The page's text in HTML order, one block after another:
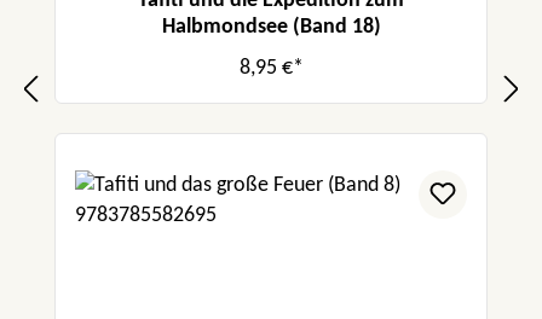
Halbmondsee (Band 18)
8,95 €*